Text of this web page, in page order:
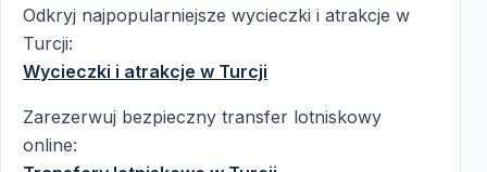
Odkryj najpopularniejsze wycieczki i atrakcje w
Turcji:
Wycieczki i atrakcje w Turcji
Zarezerwuj bezpieczny transfer lotniskowy
online: